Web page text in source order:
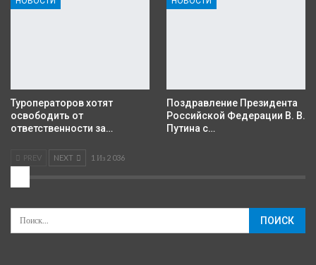
Туроператоров хотят
освободить от
ответственности за…
Поздравление Президента
Российской Федерации В. В.
Путина с…
PREV NEXT 1 Из 2 036